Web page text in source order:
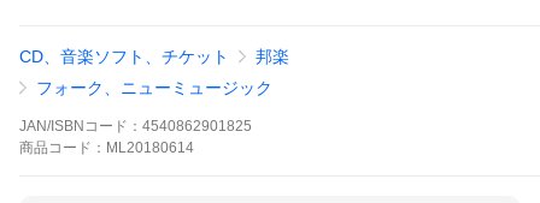
9 グッドフェローズ
10 水には映らない
11 もろびとの無常
12 春は殺人
13 ぜい肉な朝
14 夢のラップもういっちょう
CD、音楽ソフト、チケット
邦楽
フォーク、ニューミュージック
JAN/ISBNコード： 4540862901825
商品 コード： ML20180614